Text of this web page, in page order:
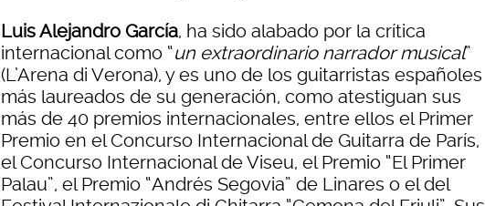
Luis Alejandro García, ha sido alabado por la crítica
internacional como “un extraordinario narrador musical”
(L’Arena di Verona), y es uno de los guitarristas españoles
más laureados de su generación, como atestiguan sus
más de 40 premios internacionales, entre ellos el Primer
Premio en el Concurso Internacional de Guitarra de París,
el Concurso Internacional de Viseu, el Premio “El Primer
Palau”, el Premio “Andrés Segovia” de Linares o el del